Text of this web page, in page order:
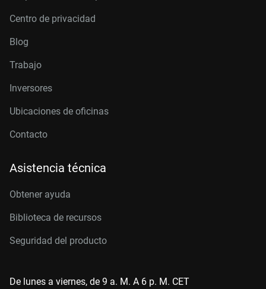
Centro de privacidad
Blog
Trabajo
Inversores
Ubicaciones de oficinas
Contacto
Asistencia técnica
Obtener ayuda
Biblioteca de recursos
Seguridad del producto
De lunes a viernes, de 9 a. M. A 6 p. M. CET